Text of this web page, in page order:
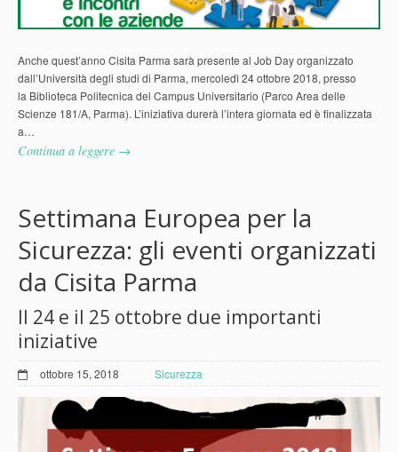
Anche quest’anno Cisita Parma sarà presente al Job Day organizzato
dall’Università degli studi di Parma, mercoledì 24 ottobre 2018, presso
la Biblioteca Politecnica del Campus Universitario (Parco Area delle
Scienze 181/A, Parma). L’iniziativa durerà l’intera giornata ed è finalizzata
a…
Continua a leggere →
Settimana Europea per la
Sicurezza: gli eventi organizzati
da Cisita Parma
Il 24 e il 25 ottobre due importanti
iniziative
ottobre 15, 2018 Sicurezza